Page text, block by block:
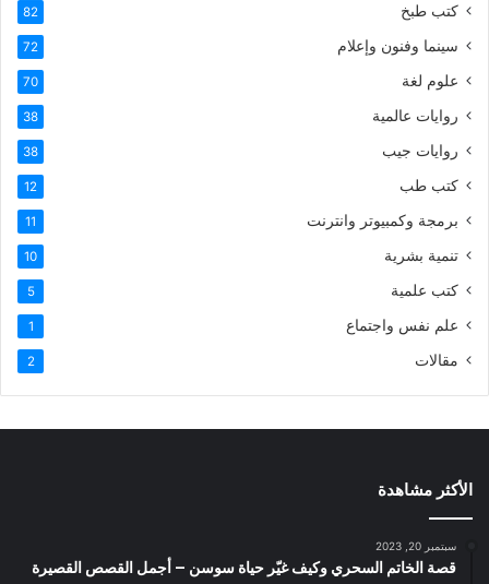
كتب طبخ 82
سينما وفنون وإعلام 72
علوم لغة 70
روايات عالمية 38
روايات جيب 38
كتب طب 12
برمجة وكمبيوتر وانترنت 11
تنمية بشرية 10
كتب علمية 5
علم نفس واجتماع 1
مقالات 2
الأكثر مشاهدة
سبتمبر 20, 2023
قصة الخاتم السحري وكيف غيّر حياة سوسن – أجمل القصص القصيرة